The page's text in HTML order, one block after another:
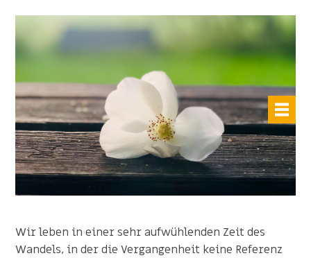
Wir leben in einer sehr aufwühlenden Zeit des
Wandels, in der die Vergangenheit keine Referenz